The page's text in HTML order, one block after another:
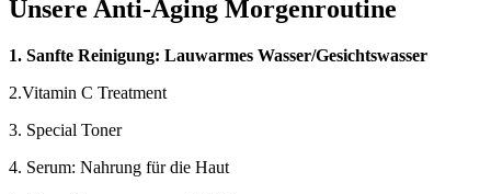
Unsere Anti-Aging Morgenroutine
1. Sanfte Reinigung: Lauwarmes Wasser/Gesichtswasser
2.Vitamin C Treatment
3. Special Toner
4. Serum: Nahrung für die Haut